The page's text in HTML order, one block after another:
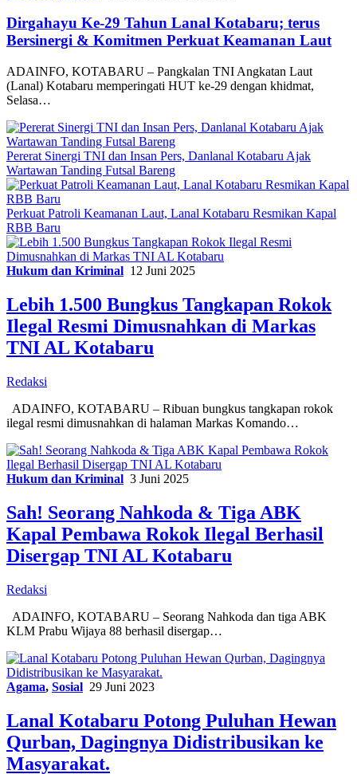
Dirgahayu Ke-29 Tahun Lanal Kotabaru; terus
Bersinergi & Komitmen Perkuat Keamanan Laut
ADAINFO, KOTABARU – Pangkalan TNI Angkatan Laut
(Lanal) Kotabaru memperingati HUT ke-29 dengan khidmat,
Selasa…
Pererat Sinergi TNI dan Insan Pers, Danlanal Kotabaru Ajak
Wartawan Tanding Futsal Bareng
Perkuat Patroli Keamanan Laut, Lanal Kotabaru Resmikan Kapal
RBB Baru
Hukum dan Kriminal 12 Juni 2025
Lebih 1.500 Bungkus Tangkapan Rokok
Ilegal Resmi Dimusnahkan di Markas
TNI AL Kotabaru
Redaksi
ADAINFO, KOTABARU – Ribuan bungkus tangkapan rokok
ilegal resmi dimusnahkan di halaman Markas Komando…
Hukum dan Kriminal 3 Juni 2025
Sah! Seorang Nahkoda & Tiga ABK
Kapal Pembawa Rokok Ilegal Berhasil
Disergap TNI AL Kotabaru
Redaksi
ADAINFO, KOTABARU – Seorang Nahkoda dan tiga ABK
KLM Prabu Wijaya 88 berhasil disergap…
Agama, Sosial 29 Juni 2023
Lanal Kotabaru Potong Puluhan Hewan
Qurban, Dagingnya Didistribusikan ke
Masyarakat.